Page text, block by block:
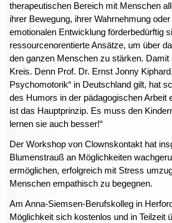
therapeutischen Bereich mit Menschen
ihrer Bewegung, ihrer Wahrnehmung
emotionalen Entwicklung förderbedürftig
ressourcenorentierte Ansätze, um über
den ganzen Menschen zu stärken.
Kreis. Denn Prof. Dr. Ernst Jonny
Psychomotorik“ in Deutschland gilt, hat
des Humors in der pädagogischen Arbeit
ist das Hauptprinzip. Es muss den
lernen sie auch besser!“
Der Workshop von Clownskontakt hat
Blumenstrauß an Möglichkeiten
ermöglichen, erfolgreich mit Stress
Menschen empathisch zu begegnen.
Am Anna-Siemsen-Berufskolleg in
Möglichkeit sich kostenlos und in Teilzeit